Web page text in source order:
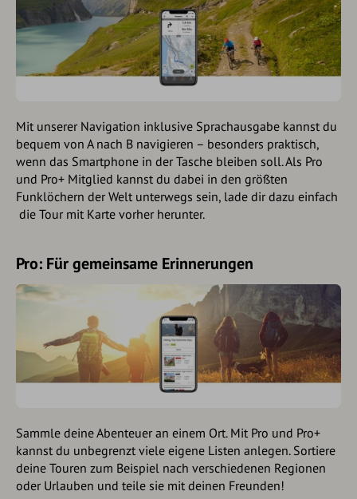
Mit unserer Navigation inklusive Sprachausgabe kannst du
bequem von A nach B navigieren – besonders praktisch,
wenn das Smartphone in der Tasche bleiben soll. Als Pro
und Pro+ Mitglied kannst du dabei in den größten
Funklöchern der Welt unterwegs sein, lade dir dazu einfach
die Tour mit Karte vorher herunter.
Pro: Für gemeinsame Erinnerungen
Sammle deine Abenteuer an einem Ort. Mit Pro und Pro+
kannst du unbegrenzt viele eigene Listen anlegen. Sortiere
deine Touren zum Beispiel nach verschiedenen Regionen
oder Urlauben und teile sie mit deinen Freunden!